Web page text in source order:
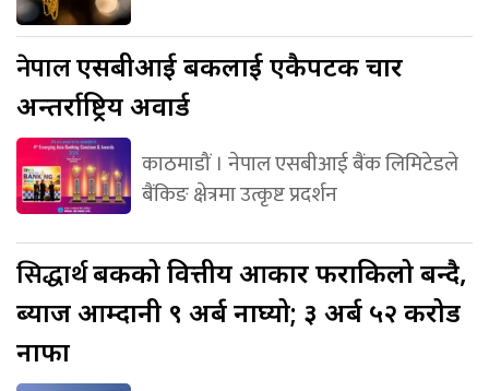
नेपालएसबीआई बैंकलाई एकैपटक चार
अन्तर्राष्ट्रिय अवार्ड
काठमाडौं । नेपाल एसबीआई बैंक लिमिटेडले
बैंकिङ क्षेत्रमा उत्कृष्ट प्रदर्शन
सिद्धार्थबैंकको वित्तीय आकार फराकिलो बन्दै,
ब्याज आम्दानी ९ अर्ब नाघ्यो; ३ अर्ब ५२ करोड
नाफा